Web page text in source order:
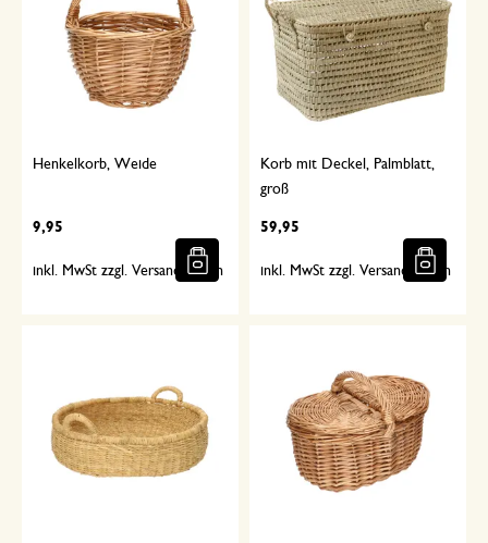
Henkelkorb, Weide
9,95
inkl. MwSt zzgl. Versandkosten
Korb mit Deckel, Palmblatt,
groß
59,95
inkl. MwSt zzgl. Versandkosten